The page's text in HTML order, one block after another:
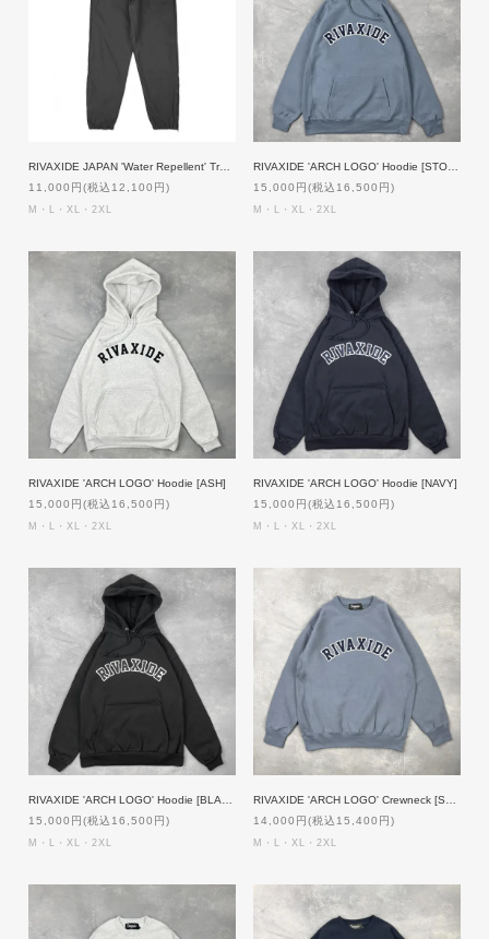
RIVAXIDE JAPAN 'Water Repellent' Training Pants [BLACK]
11,000円(税込12,100円)
M・L・XL・2XL
15,000円(税込16,500円)
M・L・XL・2XL
RIVAXIDE 'ARCH LOGO' Hoodie [ASH]
15,000円(税込16,500円)
M・L・XL・2XL
RIVAXIDE 'ARCH LOGO' Hoodie [NAVY]
15,000円(税込16,500円)
M・L・XL・2XL
15,000円(税込16,500円)
M・L・XL・2XL
14,000円(税込15,400円)
M・L・XL・2XL